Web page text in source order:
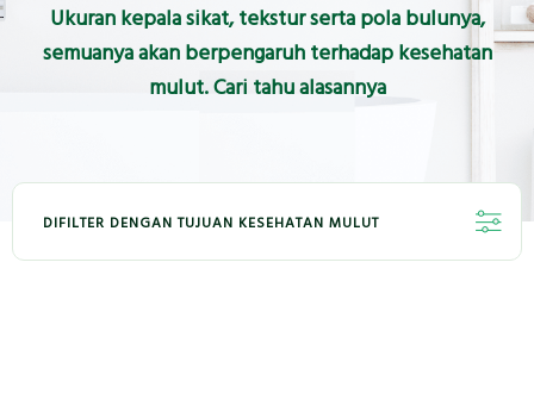
Ukuran kepala sikat, tekstur serta pola bulunya,
semuanya akan berpengaruh terhadap kesehatan
mulut. Cari tahu alasannya
DIFILTER DENGAN TUJUAN KESEHATAN MULUT